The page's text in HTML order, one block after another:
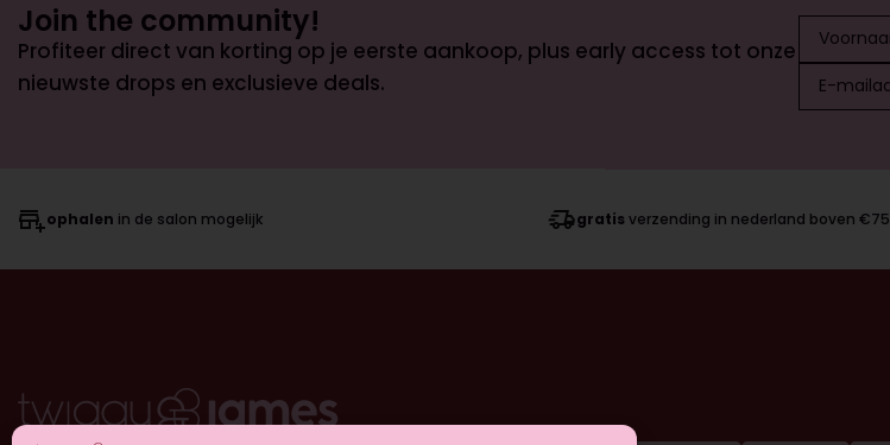
Join the community!
Profiteer direct van korting op je eerste aankoop, plus early access tot onze
nieuwste drops en exclusieve deals.
ophalen in de salon mogelijk gratis verzending in nederland boven €75